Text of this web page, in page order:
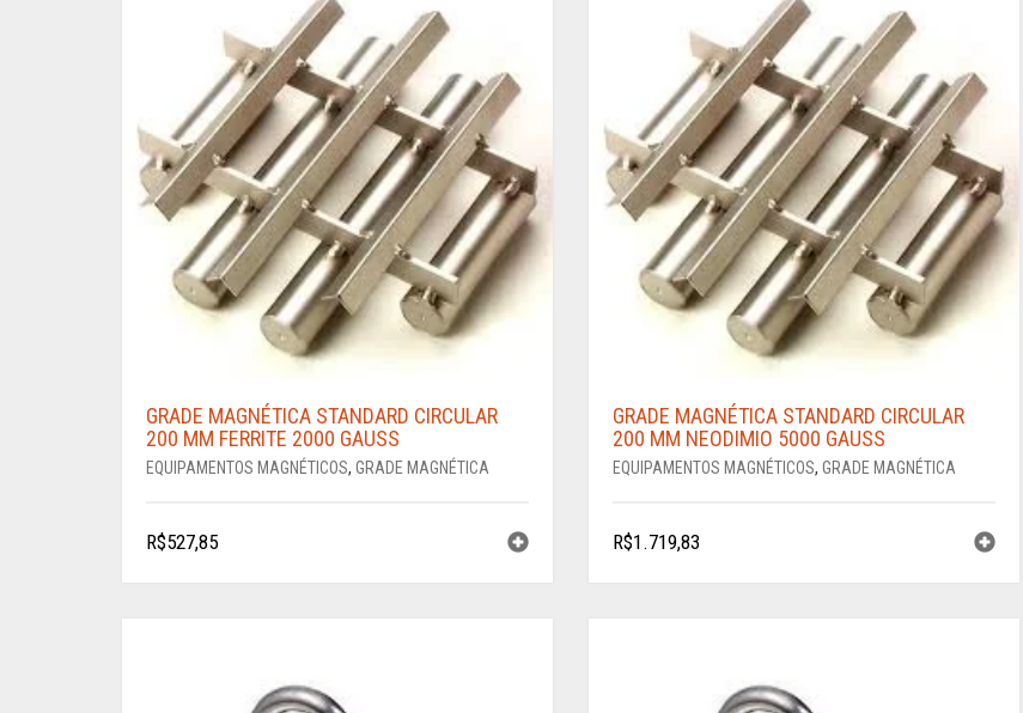
GRADE MAGNÉTICA STANDARD CIRCULAR
200 MM FERRITE 2000 GAUSS
EQUIPAMENTOS MAGNÉTICOS, GRADE MAGNÉTICA
R$527,85
GRADE MAGNÉTICA STANDARD CIRCULAR
200 MM NEODIMIO 5000 GAUSS
EQUIPAMENTOS MAGNÉTICOS, GRADE MAGNÉTICA
R$1.719,83